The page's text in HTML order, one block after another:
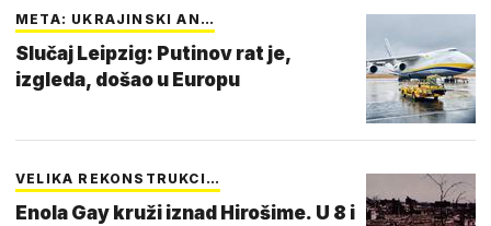
META: UKRAJINSKI AN…
Slučaj Leipzig: Putinov rat je,
izgleda, došao u Europu
VELIKA REKONSTRUKCI…
Enola Gay kruži iznad Hirošime. U 8 i